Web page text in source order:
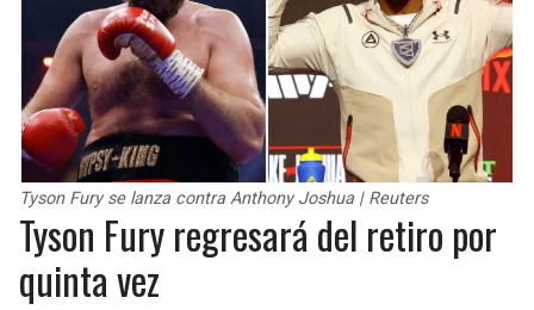
Tyson Fury se lanza contra Anthony Joshua | Reuters
Tyson Fury regresará del retiro por
quinta vez